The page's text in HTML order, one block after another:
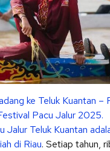
ke Teluk Kuantan –
Pacu Jalur 2025.
Jalur Teluk Kuantan
di Riau. Setiap tahun,